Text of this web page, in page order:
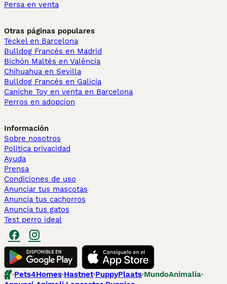
Persa en venta
Otras páginas populares
Teckel en Barcelona
Bulldog Francés en Madrid
Bichón Maltés en València
Chihuahua en Sevilla
Bulldog Francés en Galicia
Caniche Toy en venta en Barcelona
Perros en adopcion
Información
Sobre nosotros
Politica privacidad
Ayuda
Prensa
Condiciones de uso
Anunciar tus mascotas
Anuncia tus cachorros
Anuncia tus gatos
Test perro ideal
Pets4Homes Hastnet PuppyPlaats MundoAnimalia